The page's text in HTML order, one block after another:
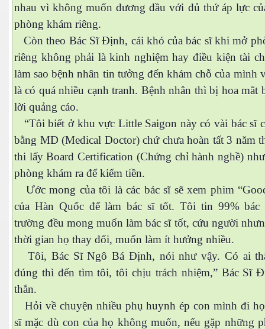
nhau vì không muốn đương đầu với đủ thứ áp lực
phòng khám riêng.
Còn theo Bác Sĩ Định, cái khó của bác sĩ khi mở
riêng không phải là kinh nghiệm hay điều kiện tài
làm sao bệnh nhân tin tưởng đến khám chỗ của mình
là có quá nhiều cạnh tranh. Bệnh nhân thì bị hoa mắt
lời quảng cáo.
“Tôi biết ở khu vực Little Saigon này có vài bác sĩ
bằng MD (Medical Doctor) chứ chưa hoàn tất 3 năm
thi lấy Board Certification (Chứng chỉ hành nghề)
phòng khám ra để kiếm tiền.
Ước mong của tôi là các bác sĩ sẽ xem phim
của Hàn Quốc để làm bác sĩ tốt. Tôi tin 99% bác
trường đều mong muốn làm bác sĩ tốt, cứu người
thời gian họ thay đổi, muốn làm ít hưởng nhiều.
Tôi, Bác Sĩ Ngô Bá Định, nói như vậy. Có ai
đúng thì đến tìm tôi, tôi chịu trách nhiệm,” Bác Sĩ
thắn.
Hỏi về chuyện nhiều phụ huynh ép con mình đi
sĩ mặc dù con của họ không muốn, nếu gặp những